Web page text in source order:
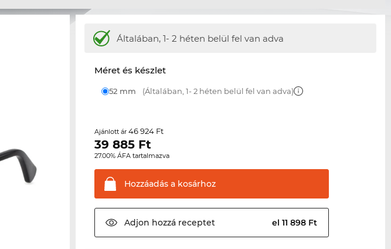
Általában, 1- 2 héten belül fel van adva
Méret és készlet
52 mm (Általában, 1- 2 héten belül fel van adva)
Ajánlott ár46 924 Ft
39 885 Ft
27.00% ÁFA tartalmazva
Hozzáadás a kosárhoz
Adjon hozzá receptet el 11 898 Ft